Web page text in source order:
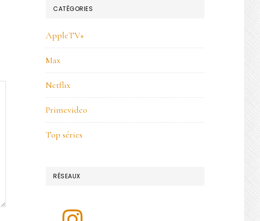
CATÉGORIES
AppleTV+
Max
Netflix
Primevideo
Top séries
RÉSEAUX